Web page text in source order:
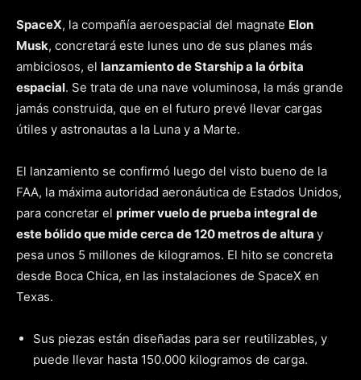
SpaceX, la compañía aeroespacial del magnate Elon
Musk, concretará este lunes uno de sus planes más
ambiciosos, el lanzamiento de Starship a la órbita
espacial. Se trata de una nave voluminosa, la más grande
jamás construida, que en el futuro prevé llevar cargas
útiles y astronautas a la Luna y a Marte.
El lanzamiento se confirmó luego del visto bueno de la
FAA, la máxima autoridad aeronáutica de Estados Unidos,
para concretar el primer vuelo de prueba integral de
este bólido que mide cerca de 120 metros de altura y
pesa unos 5 millones de kilogramos. El hito se concreta
desde Boca Chica, en las instalaciones de SpaceX en
Texas.
Sus piezas están diseñadas para ser reutilizables, y
puede llevar hasta 150.000 kilogramos de carga.